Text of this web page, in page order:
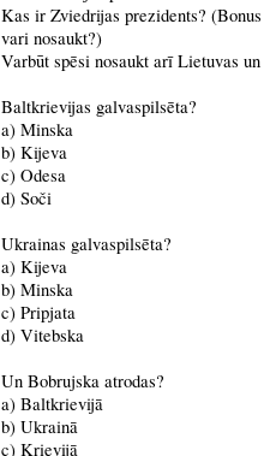
Kas ir Zviedrijas prezidents?
vari nosaukt?)
Varbūt spēsi nosaukt arī Lietuvas
Baltkrievijas galvaspilsēta?
a) Minska
b) Kijeva
c) Odesa
d) Soči
Ukrainas galvaspilsēta?
a) Kijeva
b) Minska
c) Pripjata
d) Vitebska
Un Bobrujska atrodas?
a) Baltkrievijā
b) Ukrainā
c) Krievijā